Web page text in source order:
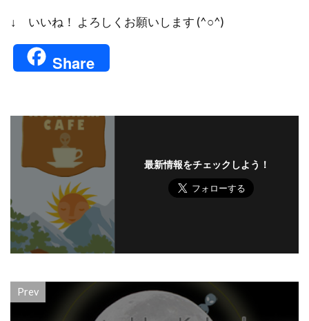
↓ いいね！ よろしくお願いします (^○^)
Share
最新情報をチェックしよう！
Prev